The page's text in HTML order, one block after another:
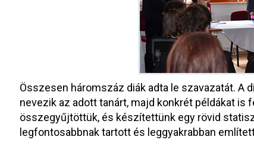
Összesen háromszáz diák adta le szavazatát. A
nevezik az adott tanárt, majd konkrét példákat
összegyűjtöttük, és készítettünk egy rövid
legfontosabbnak tartott és leggyakrabban